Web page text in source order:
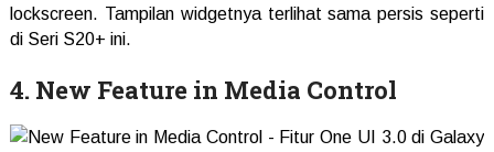
lockscreen. Tampilan widgetnya terlihat sama persis seperti
di Seri S20+ ini.
4. New Feature in Media Control